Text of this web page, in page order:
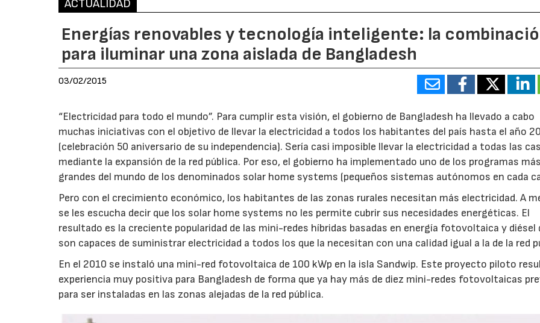
ACTUALIDAD
Energías renovables y tecnología inteligente: la
para iluminar una zona aislada de Bangladesh
03/02/2015
“Electricidad para todo el mundo”. Para cumplir esta visión, el gobierno de Bangladesh ha llevado a cabo
muchas iniciativas con el objetivo de llevar la electricidad a todos los habitantes del país hasta el año
(celebración 50 aniversario de su independencia). Sería casi imposible llevar la electricidad a todas las
mediante la expansión de la red pública. Por eso, el gobierno ha implementado uno de los programas más
grandes del mundo de los denominados solar home systems (pequeños sistemas autónomos en cada
Pero con el crecimiento económico, los habitantes de las zonas rurales necesitan más electricidad. A
se les escucha decir que los solar home systems no les permite cubrir sus necesidades energéticas. El
resultado es la creciente popularidad de las mini-redes híbridas basadas en energía fotovoltaica y diésel
son capaces de suministrar electricidad a todos los que la necesitan con una calidad igual a la de la red
En el 2010 se instaló una mini-red fotovoltaica de 100 kWp en la isla Sandwip. Este proyecto piloto
experiencia muy positiva para Bangladesh de forma que ya hay más de diez mini-redes fotovoltaicas
para ser instaladas en las zonas alejadas de la red pública.